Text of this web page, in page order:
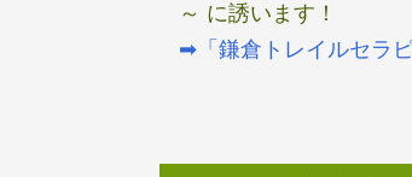
～ に誘います！
➡「鎌倉トレイルセラ